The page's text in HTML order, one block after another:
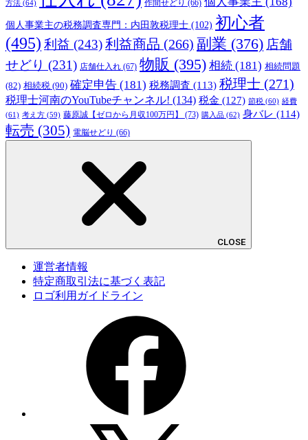
方法 (64) 作間せどり (66)
個人事業主の税務調査専門：内田敦税理士 (102) 初心者
(495) 利益 (243)利益商品 (266) 副業 (376) 店舗
せどり (231) 店舗仕入れ (67) 物販 (395) 相続 (181) 相続問題
(82) 相続税 (90) 確定申告 (181) 税務調査 (113) 税理士 (271)
税理士河南のYouTubeチャンネル! (134) 税金 (127) 節税 (60) 経費
(61) 考え方 (59) 藤原誠【ゼロから月収100万円】 (73) 購入品 (62) 身バレ (114)
転売 (305) 電脳せどり (66)
CLOSE
運営者情報
特定商取引法に基づく表記
ロゴ利用ガイドライン